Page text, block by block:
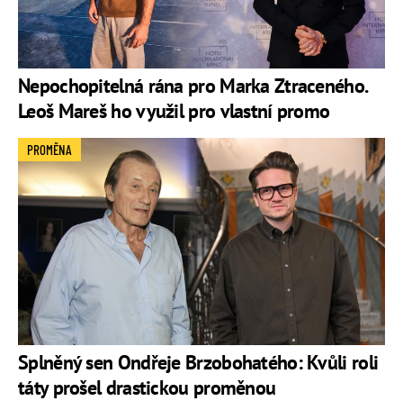
Nepochopitelná rána pro Marka Ztraceného.
Leoš Mareš ho využil pro vlastní promo
Splněný sen Ondřeje Brzobohatého: Kvůli roli
táty prošel drastickou proměnou
PROMĚNA